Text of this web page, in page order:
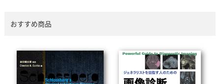
おすすめ商品